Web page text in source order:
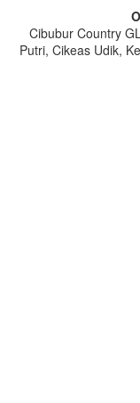
Cibubur Country
Putri, Cikeas Udik,